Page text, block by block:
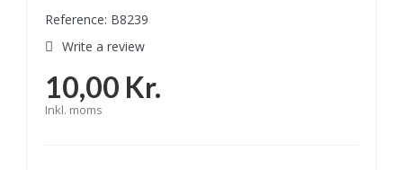
Reference: B8239
Write a review
10,00 Kr.
Inkl. moms